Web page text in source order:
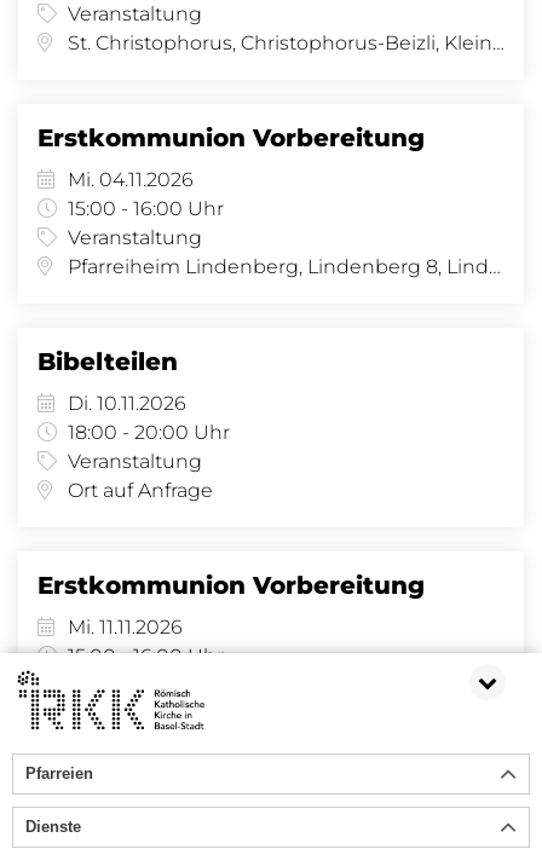
Veranstaltung
St. Christophorus, Christophorus-Beizli, Kleinhüningeranl. 29, 4057 Basel
Erstkommunion Vorbereitung
Mi. 04.11.2026
15:00 - 16:00 Uhr
Veranstaltung
Pfarreiheim Lindenberg, Lindenberg 8, Lindenberg 8, 4058 Basel
Bibelteilen
Di. 10.11.2026
18:00 - 20:00 Uhr
Veranstaltung
Ort auf Anfrage
Erstkommunion Vorbereitung
Mi. 11.11.2026
15:00 - 16:00 Uhr
Veranstaltung
« 1 2 3 4 »
Pfarreien
Dienste